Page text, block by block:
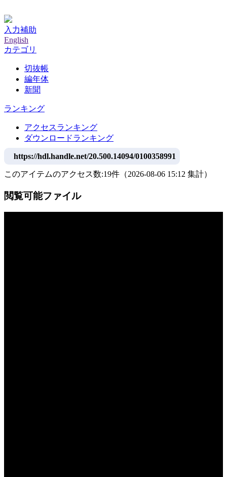
入力補助
English
カテゴリ
切抜帳
編年体
新聞
ランキング
アクセスランキング
ダウンロードランキング
https://hdl.handle.net/20.500.14094/0100358991
このアイテムのアクセス数:19件 （2026-08-06 15:12 集計）
閲覧可能ファイル